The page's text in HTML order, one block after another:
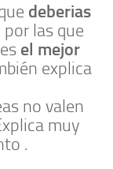
deberias
por las que
el mejor
explica
no valen
muy
.